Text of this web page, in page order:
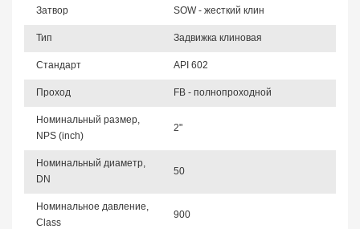
Затвор SOW - жесткий клин
Тип Задвижка клиновая
Стандарт API 602
Проход FB - полнопроходной
Номинальный размер,
NPS (inch)
2"
Номинальный диаметр,
DN
50
Номинальное давление,
Class
900